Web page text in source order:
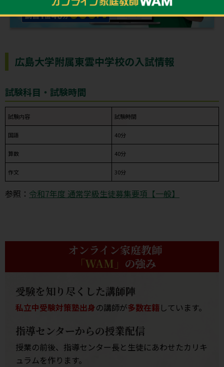
広島大学附属東雲中学校の入試情報
試験科目・試験時間
試験内容 試験時間
国語 40分
算数 40分
作文 30分
参照： 令和7年度 通常学級生徒募集要項【一般】
オンライン家庭教師
「WAM」 の強み
受験を知り尽くした講師陣
私立中受験対策塾出身の講師が多数在籍しています。
指導センターからの授業配信
授業の前後、指導センター長と生徒にあわせたカリキ
ュラムを作ります。